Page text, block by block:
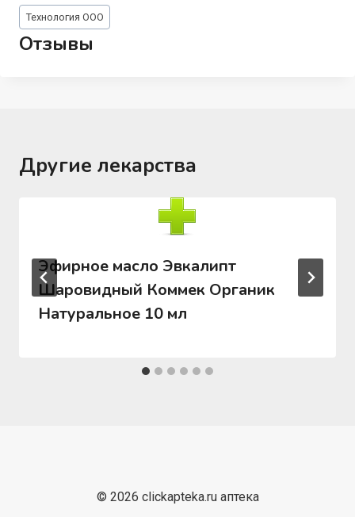
Метки
записи:
Технология ООО
Отзывы
Другие лекарства
Эфирное масло Эвкалипт
Шаровидный Коммек Органик
Натуральное 10 мл
© 2026 clickapteka.ru аптека